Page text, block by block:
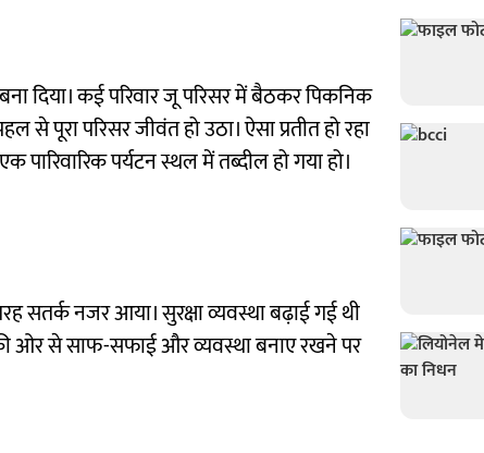
दिया। कई परिवार जू परिसर में बैठकर पिकनिक
परिसर जीवंत हो उठा। ऐसा प्रतीत हो रहा
पर्यटन स्थल में तब्दील हो गया हो।
सतर्क नजर आया। सुरक्षा व्यवस्था बढ़ाई गई थी
ओर से साफ-सफाई और व्यवस्था बनाए रखने पर